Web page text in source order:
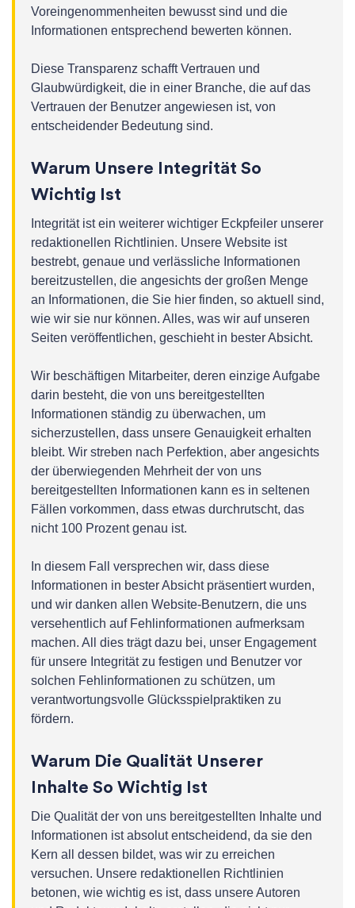
Voreingenommenheiten bewusst sind und die
Informationen entsprechend bewerten können.
Diese Transparenz schafft Vertrauen und
Glaubwürdigkeit, die in einer Branche, die auf das
Vertrauen der Benutzer angewiesen ist, von
entscheidender Bedeutung sind.
Warum Unsere Integrität So
Wichtig Ist
Integrität ist ein weiterer wichtiger Eckpfeiler unserer
redaktionellen Richtlinien. Unsere Website ist
bestrebt, genaue und verlässliche Informationen
bereitzustellen, die angesichts der großen Menge
an Informationen, die Sie hier finden, so aktuell sind,
wie wir sie nur können. Alles, was wir auf unseren
Seiten veröffentlichen, geschieht in bester Absicht.
Wir beschäftigen Mitarbeiter, deren einzige Aufgabe
darin besteht, die von uns bereitgestellten
Informationen ständig zu überwachen, um
sicherzustellen, dass unsere Genauigkeit erhalten
bleibt. Wir streben nach Perfektion, aber angesichts
der überwiegenden Mehrheit der von uns
bereitgestellten Informationen kann es in seltenen
Fällen vorkommen, dass etwas durchrutscht, das
nicht 100 Prozent genau ist.
In diesem Fall versprechen wir, dass diese
Informationen in bester Absicht präsentiert wurden,
und wir danken allen Website-Benutzern, die uns
versehentlich auf Fehlinformationen aufmerksam
machen. All dies trägt dazu bei, unser Engagement
für unsere Integrität zu festigen und Benutzer vor
solchen Fehlinformationen zu schützen, um
verantwortungsvolle Glücksspielpraktiken zu
fördern.
Warum Die Qualität Unserer
Inhalte So Wichtig Ist
Die Qualität der von uns bereitgestellten Inhalte und
Informationen ist absolut entscheidend, da sie den
Kern all dessen bildet, was wir zu erreichen
versuchen. Unsere redaktionellen Richtlinien
betonen, wie wichtig es ist, dass unsere Autoren